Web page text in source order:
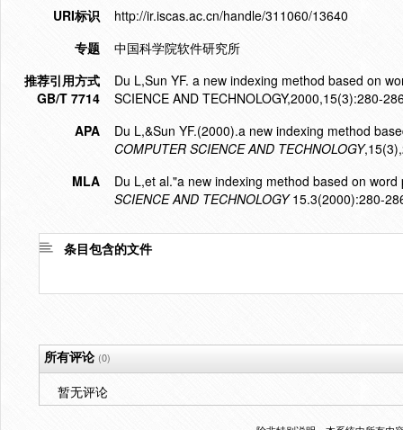
URI标识
http://ir.iscas.ac.cn/handle/311060/13640
专题
中国科学院软件研究所
推荐引用方式
GB/T 7714
Du L,Sun YF. a new indexing method based on
SCIENCE AND TECHNOLOGY,2000,15(3):280-
APA
Du L,&Sun YF.(2000).a new indexing method
COMPUTER SCIENCE AND TECHNOLOGY
MLA
Du L,et al."a new indexing method based on
SCIENCE AND TECHNOLOGY15.3(2000):280-
条目包含的文件
所有评论(0)
暂无评论